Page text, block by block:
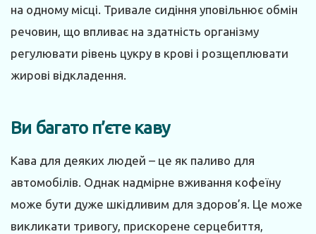
на одному місці. Тривале сидіння уповільнює обмін
речовин, що впливає на здатність організму
регулювати рівень цукру в крові і розщеплювати
жирові відкладення.
Ви багато п’єте каву
Кава для деяких людей – це як паливо для
автомобілів. Однак надмірне вживання кофеїну
може бути дуже шкідливим для здоров’я. Це може
викликати тривогу, прискорене серцебиття,